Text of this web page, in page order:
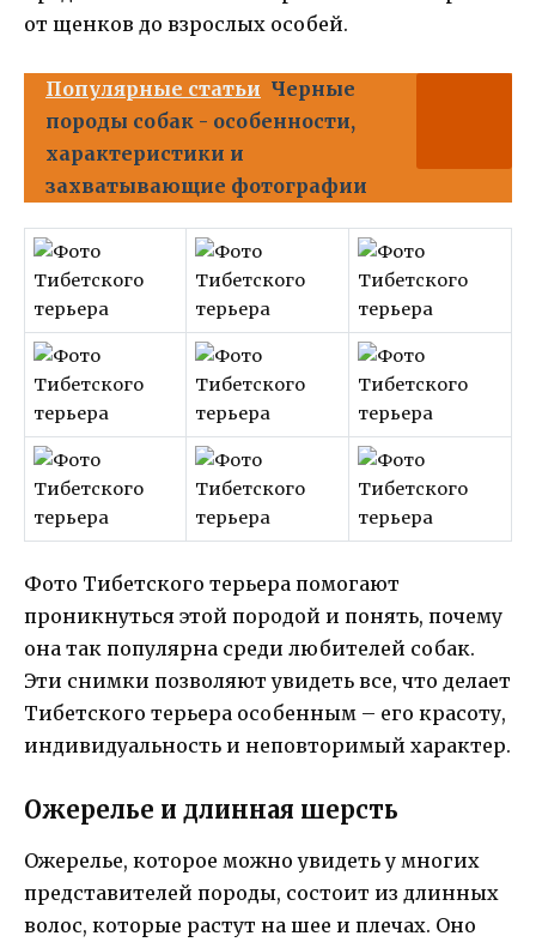
от щенков до взрослых особей.
Популярные статьи Черные
породы собак - особенности,
характеристики и
захватывающие фотографии
Фото Тибетского терьера помогают
проникнуться этой породой и понять, почему
она так популярна среди любителей собак.
Эти снимки позволяют увидеть все, что делает
Тибетского терьера особенным – его красоту,
индивидуальность и неповторимый характер.
Ожерелье и длинная шерсть
Ожерелье, которое можно увидеть у многих
представителей породы, состоит из длинных
волос, которые растут на шее и плечах. Оно